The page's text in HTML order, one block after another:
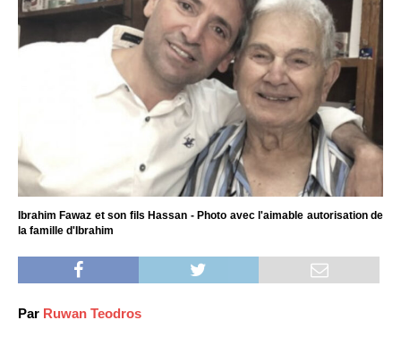
Ibrahim Fawaz et son fils Hassan - Photo avec l'aimable autorisation de
la famille d'Ibrahim
Par Ruwan Teodros